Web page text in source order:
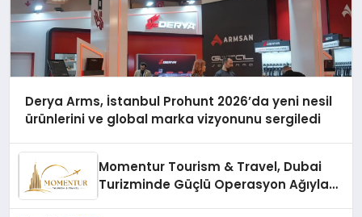
Derya Arms, İstanbul Prohunt 2026’da yeni nesil
ürünlerini ve global marka vizyonunu sergiledi
Momentur Tourism & Travel, Dubai
Turizminde Güçlü Operasyon Ağıyla